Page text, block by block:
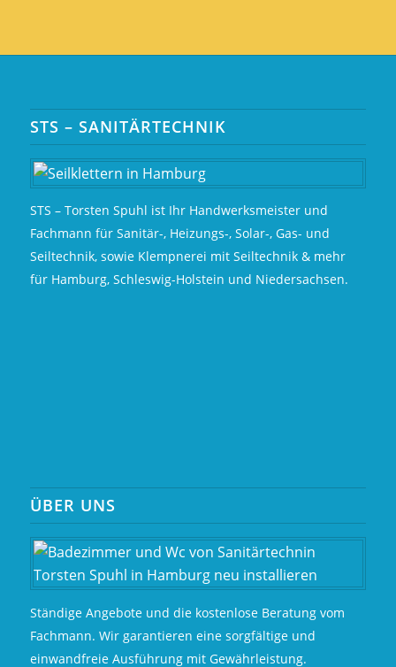
STS – SANITÄRTECHNIK
STS – Torsten Spuhl ist Ihr Handwerksmeister und
Fachmann für Sanitär-, Heizungs-, Solar-, Gas- und
Seiltechnik, sowie Klempnerei mit Seiltechnik & mehr
für Hamburg, Schleswig-Holstein und Niedersachsen.
ÜBER UNS
Ständige Angebote und die kostenlose Beratung vom
Fachmann. Wir garantieren eine sorgfältige und
einwandfreie Ausführung mit Gewährleistung.